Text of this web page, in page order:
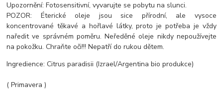
Upozornění: Fotosensitivní, vyvarujte se pobytu na slunci.
POZOR: Éterické oleje jsou sice přírodní, ale vysoce
koncentrované těkavé a hořlavé látky, proto je potřeba je vždy
naředit ve správném poměru. Neředěné oleje nikdy nepoužívejte
na pokožku. Chraňte oči!!! Nepatří do rukou dětem.
Ingredience:Citrus paradisii (Izrael/Argentina bio produkce)
( Primavera )